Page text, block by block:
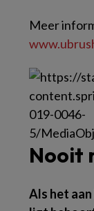
Meer
Nooit
Als het